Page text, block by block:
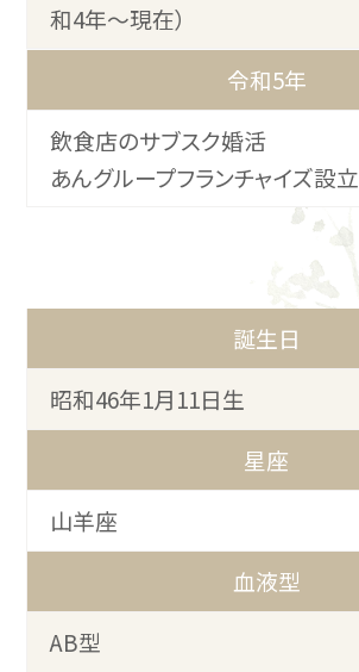
和4年〜現在）
令和5年
飲食店のサブスク婚活
あんグループフランチャイズ設立
誕生日
昭和46年1月11日生
星座
山羊座
血液型
AB型